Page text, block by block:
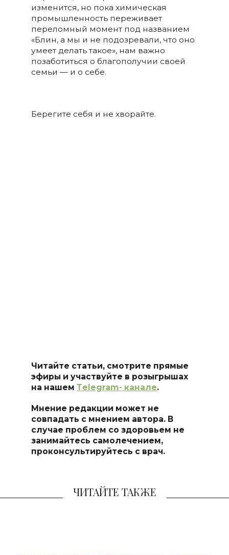
изменится, но пока химическая
промышленность переживает
переломный момент под названием
«Блин, а мы и не подозревали, что оно
умеет делать такое», нам важно
позаботиться о благополучии своей
семьи — и о себе.
Берегите себя и не хворайте.
Читайте статьи, смотрите прямые
эфиры и участвуйте в розыгрышах
на нашем Тelegram- канале.
Мнение редакции может не
совпадать с мнением автора. В
случае проблем со здоровьем не
занимайтесь самолечением,
проконсультируйтесь с врач.
ЧИТАЙТЕ ТАКЖЕ